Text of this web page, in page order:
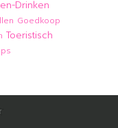
Drinken
Goedkoop
Toeristisch